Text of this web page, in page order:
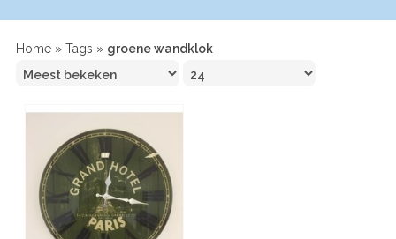
Home » Tags » groene wandklok